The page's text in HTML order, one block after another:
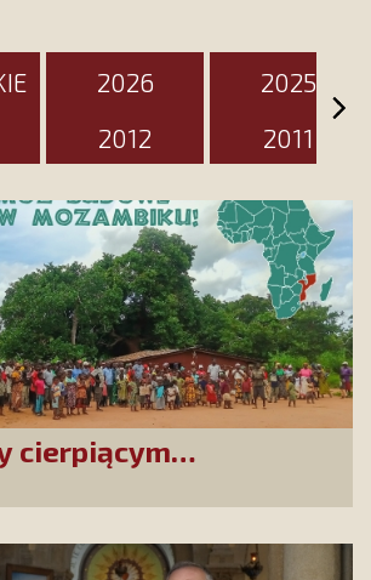
2026
2025
2012 2011
cierpiącym
w Mozambiku!